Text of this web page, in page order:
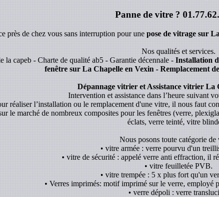
Panne de vitre ?
près de chez vous sans interruption pour unepose de vitrage sur
Nos qualités et services.
la capeb - Charte de qualité ab5 - Garantie décennale -Installation
fenêtre sur La Chapelle en Vexin - Remplacement
Dépannage vitrier et Assistance vitrier La
Intervention et assistance dans l’heure suivant
réaliser l’installation ou le remplacement d'une vitre, il nous faut
le marché de nombreux composites pour les fenêtres (verre,
éclats, verre teinté, vitre
Nous posons toute catégorie de
• vitre armée : verre pourvu d'un
• vitre de sécurité : appelé verre anti effraction, il
• vitre feuilletée PVB.
• vitre trempée : 5 x plus fort qu'un
• Verres imprimés: motif imprimé sur le verre, employé
• verre dépoli : verre